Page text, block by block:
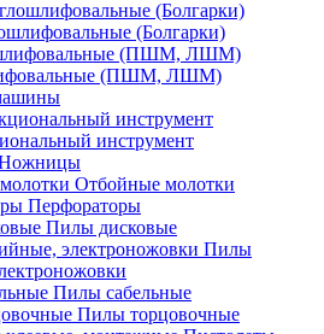
(Болгарки)
(ПШМ, ЛШМ)
инструмент
Отбойные молотки
Перфораторы
Пилы дисковые
Пилы
Пилы сабельные
Пилы торцовочные